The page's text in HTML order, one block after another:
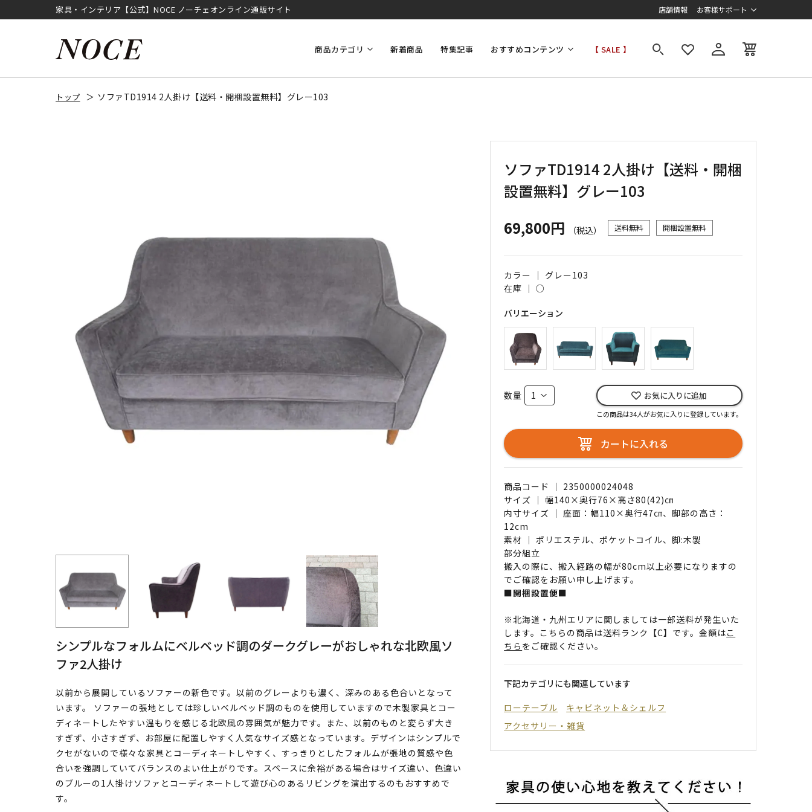
家具・インテリア【公式】NOCE ノーチェオンライン通販サイト 店舗情報 お客様サポート
商品カテゴリ 新着商品 特集記事 おすすめコンテンツ 【 SALE 】
トップ ソファTD1914 2人掛け【送料・開梱設置無料】グレー103
シンプルなフォルムにベルベッド調のダークグレーがおしゃれな北欧風ソ
ファ2人掛け
以前から展開しているソファーの新色です。以前のグレーよりも濃く、深みのある色合いとなって
います。 ソファーの張地としては珍しいベルベッド調のものを使用していますので木製家具とコー
ディネートしたやすい温もりを感じる北欧風の雰囲気が魅力です。また、以前のものと変らず大き
すぎず、小さすぎず、お部屋に配置しやすく人気なサイズ感となっています。デザインはシンプルで
クセがないので様々な家具とコーディネートしやすく、すっきりとしたフォルムが張地の質感や色
合いを強調していてバランスのよい仕上がりです。スペースに余裕がある場合はサイズ違い、色違い
のブルーの1人掛けソファとコーディネートして遊び心のあるリビングを演出するのもおすすめで
す。
ソファTD1914 2人掛け【送料・開梱
設置無料】グレー103
69,800円
（税込） 送料無料 開梱設置無料
カラー ｜ グレー103
在庫 ｜○
バリエーション
数量 お気に入りに追加
この商品は34人がお気に入りに登録しています。
カートに入れる
商品コード ｜ 2350000024048
サイズ ｜ 幅140×奥行76×高さ80(42)㎝
内寸サイズ ｜ 座面：幅110×奥行47㎝、脚部の高さ：
12cm
素材 ｜ ポリエステル、ポケットコイル、脚:木製
部分組立
搬入の際に、搬入経路の幅が80cm以上必要になりますの
でご確認をお願い申し上げます。
■開梱設置便■
※北海道・九州エリアに関しましては一部送料が発生いた
します。こちらの商品は送料ランク【C】です。金額はこ
ちら をご確認ください。
下記カテゴリにも関連しています
ローテーブル
キャビネット＆シェルフ
アクセサリー・雑貨